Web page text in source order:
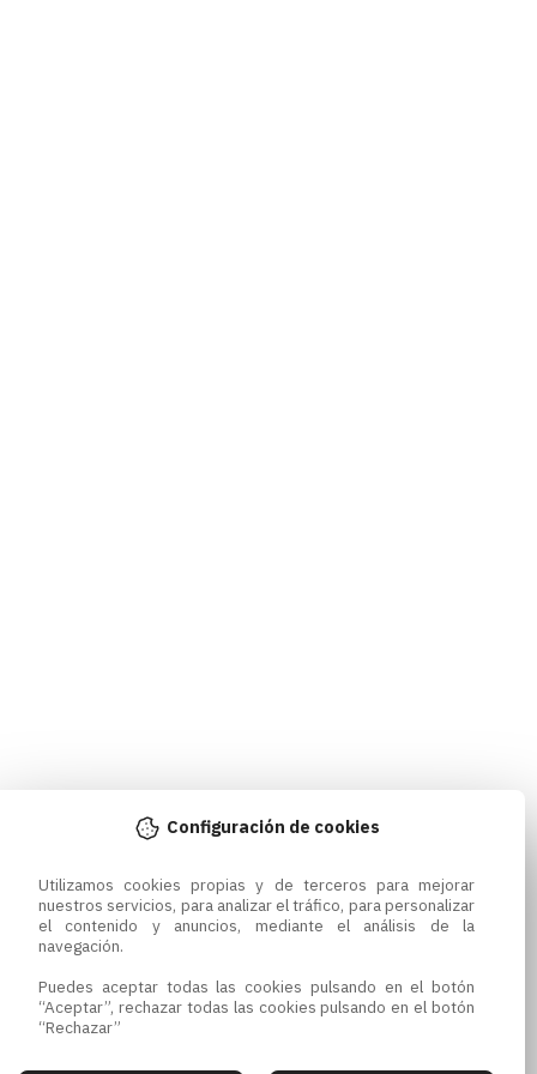
Configuración de cookies
Utilizamos cookies propias y de terceros para mejorar
nuestros servicios, para analizar el tráfico, para personalizar
el contenido y anuncios, mediante el análisis de la
navegación.
Puedes aceptar todas las cookies pulsando en el botón
“Aceptar”, rechazar todas las cookies pulsando en el botón
“Rechazar”